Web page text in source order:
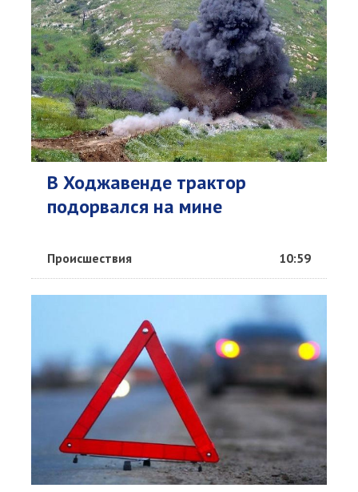
В Ходжавенде трактор
подорвался на мине
Происшествия 10:59